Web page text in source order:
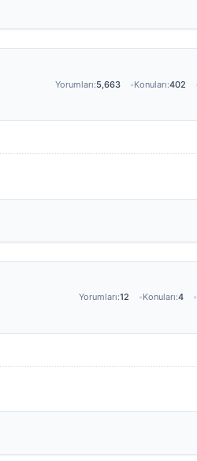
Yorumları:5,663 Konuları:402
Yorumları:12 Konuları:4